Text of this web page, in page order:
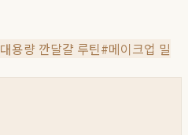
대용량 깐달걀 루틴#메이크업 밀